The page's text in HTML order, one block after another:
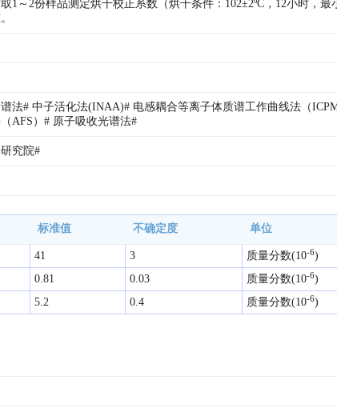
1～2份样品测定烘干校正系数（烘干条件：102±2ºC，12小时，
法# 中子活化法(INAA)# 电感耦合等离子体质谱工作曲线法（
AFS）# 原子吸收光谱法#
究院#
标准值
不确定度 单位
41 3 质量分数(10-6)
0.81 0.03 质量分数(10-6)
5.2 0.4 质量分数(10-6)